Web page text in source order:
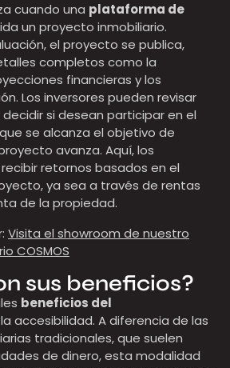
cuando una plataforma de
un proyecto inmobiliario.
el proyecto se publica,
completos como la
financieras y los
Los inversores pueden revisar
si desean participar en el
se alcanza el objetivo de
avanza. Aquí, los
retornos basados en el
ya sea a través de rentas
de la propiedad.
Visita el showroom de nuestro
COSMOS
sus beneficios?
beneficios del
accesibilidad. A diferencia de las
tradicionales, que suelen
de dinero, esta modalidad